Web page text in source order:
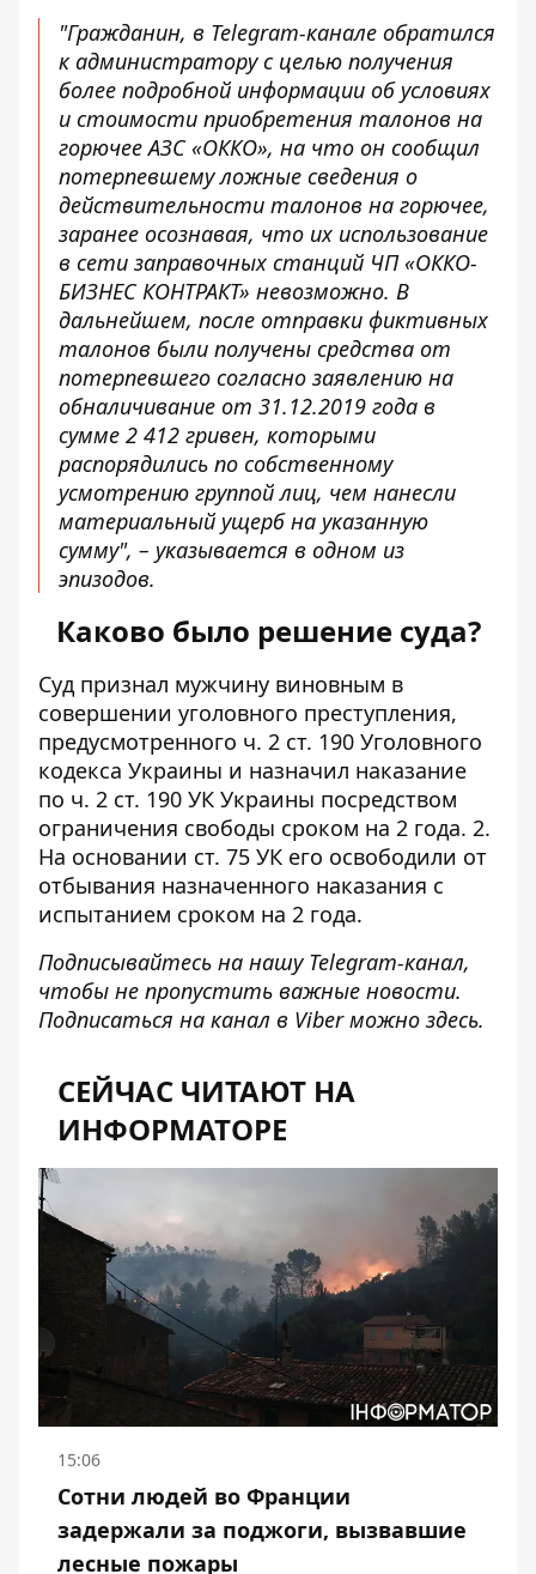
"Гражданин, в Telegram-канале обратился
к администратору с целью получения
более подробной информации об условиях
и стоимости приобретения талонов на
горючее АЗС «ОККО», на что он сообщил
потерпевшему ложные сведения о
действительности талонов на горючее,
заранее осознавая, что их использование
в сети заправочных станций ЧП «ОККО-
БИЗНЕС КОНТРАКТ» невозможно. В
дальнейшем, после отправки фиктивных
талонов были получены средства от
потерпевшего согласно заявлению на
обналичивание от 31.12.2019 года в
сумме 2 412 гривен, которыми
распорядились по собственному
усмотрению группой лиц, чем нанесли
материальный ущерб на указанную
сумму", – указывается в одном из
эпизодов.
Каково было решение суда?
Суд признал мужчину виновным в
совершении уголовного преступления,
предусмотренного ч. 2 ст. 190 Уголовного
кодекса Украины и назначил наказание
по ч. 2 ст. 190 УК Украины посредством
ограничения свободы сроком на 2 года. 2.
На основании ст. 75 УК его освободили от
отбывания назначенного наказания с
испытанием сроком на 2 года.
Подписывайтесь на нашу Telegram-канал,
чтобы не пропустить важные новости.
Подписаться на канал в Viber можно здесь.
СЕЙЧАС ЧИТАЮТ НА
ИНФОРМАТОРЕ
15:06
Сотни людей во Франции
задержали за поджоги, вызвавшие
лесные пожары